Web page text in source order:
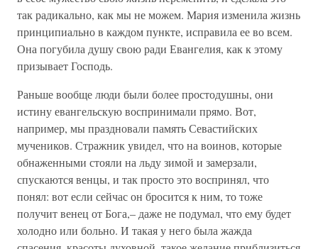
так радикально, как мы не можем. Мария изменила жизнь
принципиально в каждом пункте, исправила ее во всем.
Она погубила душу свою ради Евангелия, как к этому
призывает Господь.
Раньше вообще люди были более простодушны, они
истину евангельскую воспринимали прямо. Вот,
например, мы праздновали память Севастийских
мучеников. Стражник увидел, что на воинов, которые
обнаженными стояли на льду зимой и замерзали,
спускаются венцы, и так просто это воспринял, что
понял: вот если сейчас он бросится к ним, то тоже
получит венец от Бога,– даже не подумал, что ему будет
холодно или больно. И такая у него была жажда